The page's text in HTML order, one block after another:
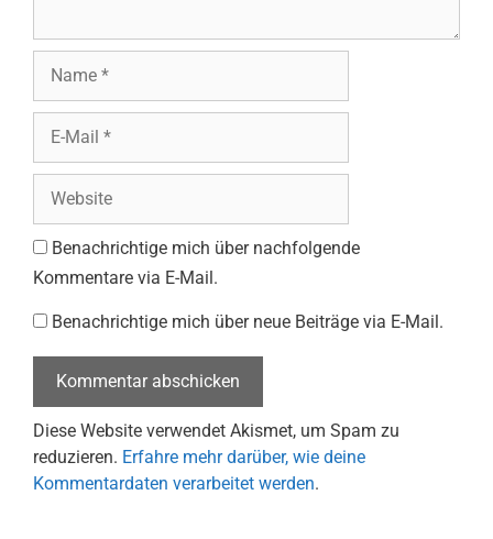
Mail
Benachrichtige mich über nachfolgende
Kommentare via E-Mail.
Benachrichtige mich über neue Beiträge via E-Mail.
Diese Website verwendet Akismet, um Spam zu
reduzieren. Erfahre mehr darüber, wie deine
Kommentardaten verarbeitet werden.